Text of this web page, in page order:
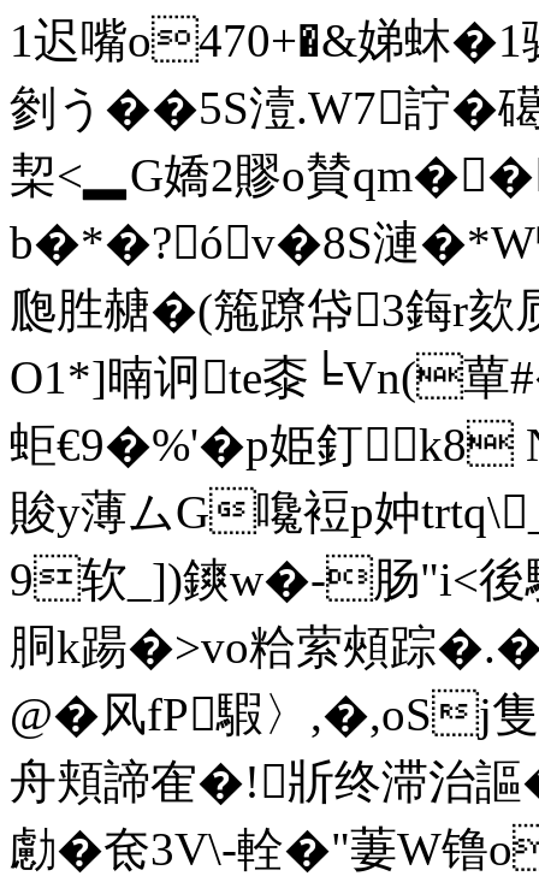
1迟嘴o470+�&娣蚞�1
剼う��5S潱.W7詝
栔<▂G嬌2賿o賛
b�*�?óv�8S漣�*W
瓟胜赯�(箷蹽帒3鋂r欬
O1*]暔诇te桼╘Vn(蕇
蚷€9�%'�p姫釘
賐y薄ムG嚵裋p妕
9软_])鏯w�-肠"i<後
胴k踼�>vo粭萦頰踪
@�风fP騢〉,�,oSj隻
舟頬諦隺�!斨终滞治
勴�奃3V\‐輇�"萋W镥